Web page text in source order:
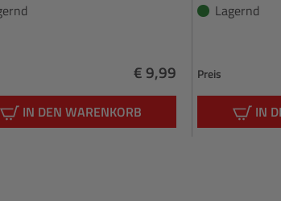
Regulärer Preis:
€ 9,99
IN DEN WARENKORB
Lagernd
Preis
IN